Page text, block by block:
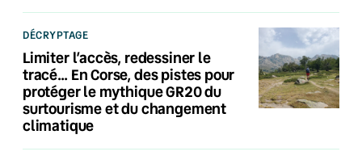
DÉCRYPTAGE
Limiter l’accès, redessiner le
tracé… En Corse, des pistes pour
protéger le mythique GR20 du
surtourisme et du changement
climatique